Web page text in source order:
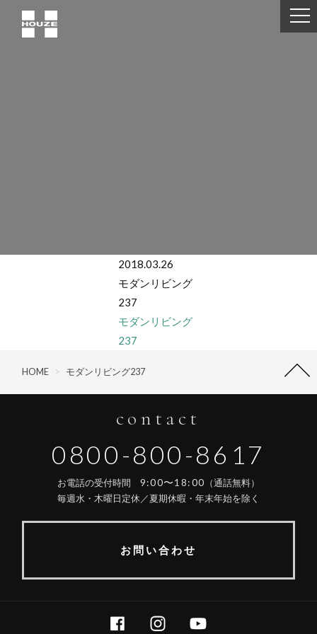
2018.03.26
モダンリビング
237
モダンリビング
237
HOME > モダンリビング237
contact
0800-800-8617
お電話の受付時間 9:00〜18:00 （通話無料）
毎週水・木曜日定休／夏期休暇・年末年始を除く
お問い合わせ
FACEBOOKINSTAGRAM